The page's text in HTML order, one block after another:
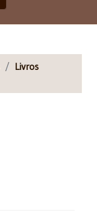
Livros